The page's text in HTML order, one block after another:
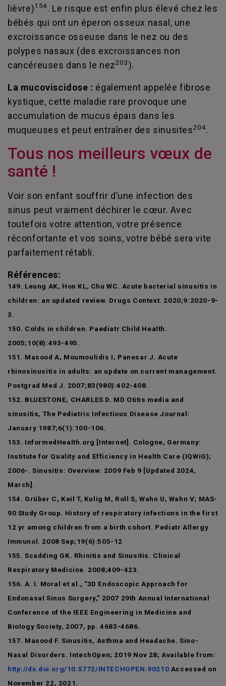
lièvre)154. Le risque est enfin plus élevé chez les
bébés qui ont un éperon osseux nasal, une
excroissance osseuse dans le nez ou des
polypes nasaux (des excroissances non
cancéreuses dans le nez203).
La mucoviscidose : également appelée fibrose
kystique, cette maladie rare provoque une
accumulation de mucus épais dans les
muqueuses et peut entraîner des sinusites204.
Tous nos meilleurs vœux de
santé !
Voir son enfant souffrir d’une infection des
sinus peut vraiment déchirer le cœur. Avec
toutefois votre attention, votre présence
réconfortante et vos soins, votre bébé sera vite
parfaitement rétabli.
Références:
149. Leung AK, Hon KL, Chu WC. Acute bacterial sinusitis in
children: an updated review. Drugs Context. 2020;9:2020-9-
3.
150. Colds in children. Paediatr Child Health.
2005;10(8):493-495.
151. Masood A, Moumoulidis I, Panesar J. Acute
rhinosinusitis in adults: an update on current management.
Postgrad Med J. 2007;83(980):402-408.
152. BLUESTONE, CHARLES D. MD Otitis media and
sinusitis, The Pediatric Infectious Disease Journal:
January 1987;6(1):100-106.
153. InformedHealth.org [Internet]. Cologne, Germany:
Institute for Quality and Efficiency in Health Care (IQWiG);
2006-. Sinusitis: Overview. 2009 Feb 9 [Updated 2024,
March].
154. Grüber C, Keil T, Kulig M, Roll S, Wahn U, Wahn V; MAS-
90 Study Group. History of respiratory infections in the first
12 yr among children from a birth cohort. Pediatr Allergy
Immunol. 2008 Sep;19(6):505-12
155. Scadding GK. Rhinitis and Sinusitis. Clinical
Respiratory Medicine. 2008;409-423.
156. A. I. Moral et al., "3D Endoscopic Approach for
Endonasal Sinus Surgery," 2007 29th Annual International
Conference of the IEEE Engineering in Medicine and
Biology Society, 2007, pp. 4683-4686.
157. Masood F. Sinusitis, Asthma and Headache. Sino-
Nasal Disorders. IntechOpen; 2019 Nov 28; Available from:
http://dx.doi.org/10.5772/INTECHOPEN.90210 Accessed on
November 22, 2021.